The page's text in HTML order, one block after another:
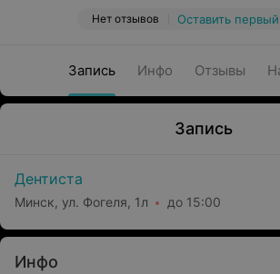
Нет отзывов Оставить
Запись Инфо Отзывы
Запись
Дентиста
Минск, ул. Фогеля, 1л до 15:00
Инфо